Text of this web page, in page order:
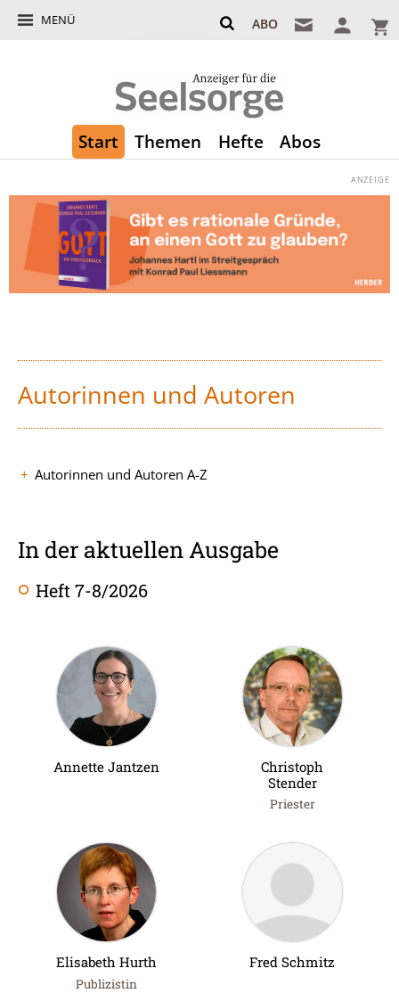
MENÜ ABO
Start Themen Hefte Abos
Autorinnen und Autoren
Autorinnen und Autoren A-Z
In der aktuellen Ausgabe
Heft 7-8/2026
Annette Jantzen
Christoph
Stender
Priester
Elisabeth Hurth
Publizistin
Fred Schmitz